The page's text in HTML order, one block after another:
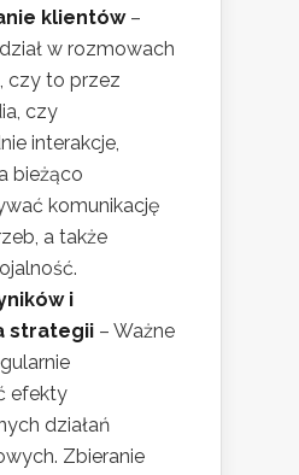
klientów–
w rozmowach
czy to przez
czy
interakcje,
bieżąco
komunikację
a także
i
strategii – Ważne
efekty
działań
Zbieranie